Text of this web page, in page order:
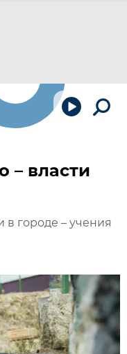
– власти
в городе – учения